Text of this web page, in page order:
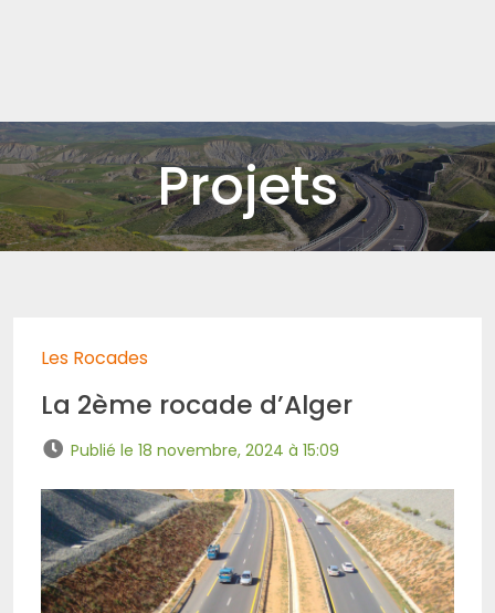
Projets
Les Rocades
La 2ème rocade d’Alger
Publié le 18 novembre, 2024 à 15:09